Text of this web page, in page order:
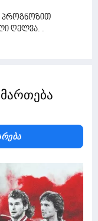
პროგნოზით
ღელვა. .